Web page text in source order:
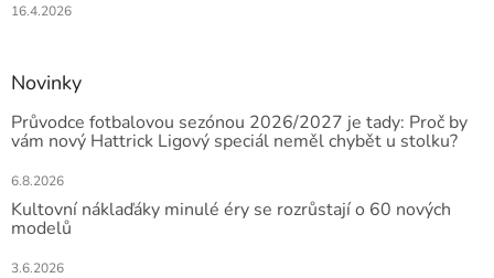
16.4.2026
Novinky
Průvodce fotbalovou sezónou 2026/2027 je tady: Proč by
vám nový Hattrick Ligový speciál neměl chybět u stolku?
6.8.2026
Kultovní náklaďáky minulé éry se rozrůstají o 60 nových
modelů
3.6.2026